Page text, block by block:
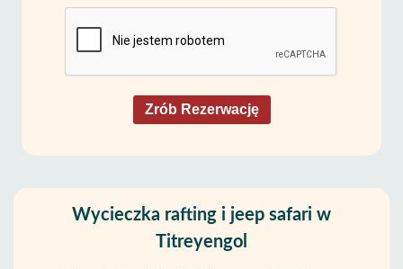
Zrób Rezerwację
Wycieczka rafting i jeep safari w
Titreyengol